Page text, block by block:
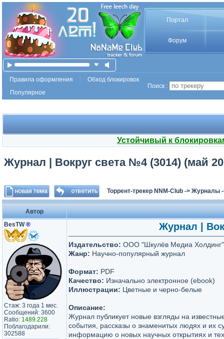
Портал
Форум
Правила оформления
Обход блокировок
Популярное
Поиск :
Устойчивый к
Журнал | Вокруг света №4 (3014) (май
Торрент-трекер NNM-Club -> Журналы
Автор
BesTW®
Стаж: 3 года 1 мес.
Сообщений: 3600
Ratio: 1489.228
Поблагодарили:
302588
Журнал |
Издательство: ООО "Шкулёв Медиа Холдинг"
Жанр: Научно-популярный журнал
Формат: PDF
Качество: Изначально электронное (ebook)
Иллюстрации: Цветные и черно-белые
Описание:
Журнал публикует новые взгляды на
события, рассказы о знаменитых людях и их
информацию о новых научных открытиях и